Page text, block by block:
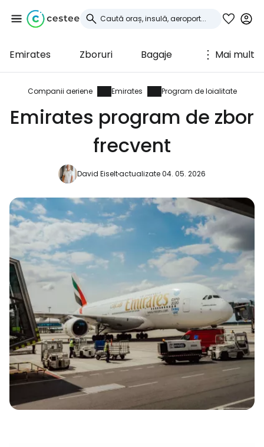
Emirates Zboruri Bagaje Mai mult
Companii aeriene Emirates Program de loialitate
Emirates program de zbor
frecvent
David Eiseltactualizate 04. 05. 2026
Conectați-vă la
Cestee
... comunitatea mondială a călătorilor
Continuați cu Facebook
Continuați cu e-mailul